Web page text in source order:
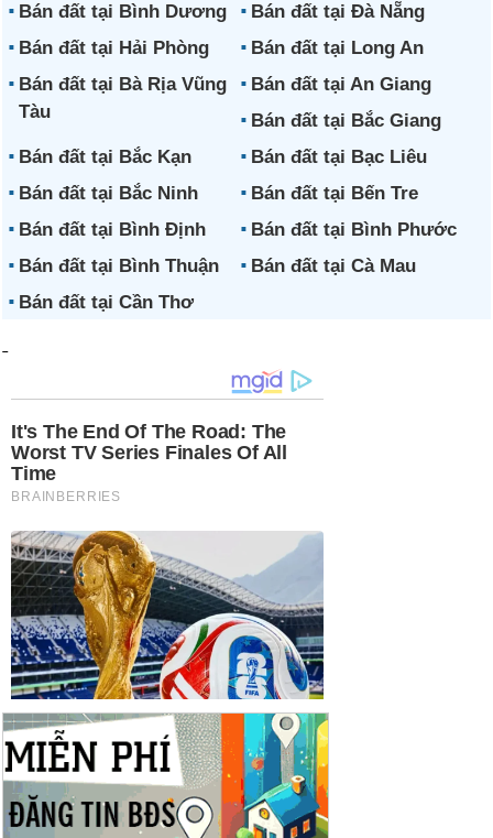
Bán đất tại Bình Dương
Bán đất tại Đà Nẵng
Bán đất tại Hải Phòng
Bán đất tại Long An
Bán đất tại Bà Rịa Vũng
Tàu
Bán đất tại An Giang
Bán đất tại Bắc Giang
Bán đất tại Bắc Kạn
Bán đất tại Bạc Liêu
Bán đất tại Bắc Ninh
Bán đất tại Bến Tre
Bán đất tại Bình Định
Bán đất tại Bình Phước
Bán đất tại Bình Thuận
Bán đất tại Cà Mau
Bán đất tại Cần Thơ